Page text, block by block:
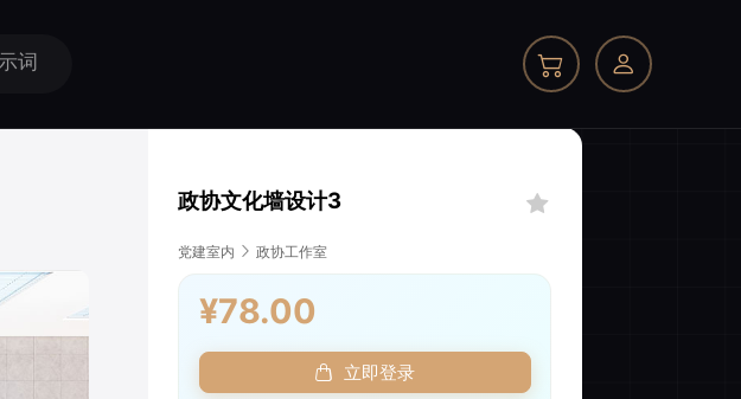
词
政协文化墙设计3
党建室内 政协工作室
¥78.00
立即登录
商品件数
我的优惠